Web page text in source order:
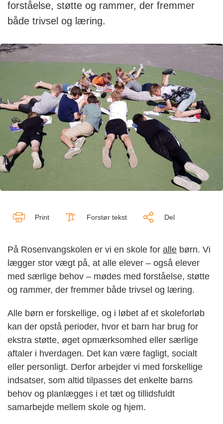
forståelse, støtte og rammer, der fremmer
både trivsel og læring.
Print Forstør tekst Del
På Rosenvangskolen er vi en skole for alle børn. Vi
lægger stor vægt på, at alle elever – også elever
med særlige behov – mødes med forståelse, støtte
og rammer, der fremmer både trivsel og læring.
Alle børn er forskellige, og i løbet af et skoleforløb
kan der opstå perioder, hvor et barn har brug for
ekstra støtte, øget opmærksomhed eller særlige
aftaler i hverdagen. Det kan være fagligt, socialt
eller personligt. Derfor arbejder vi med forskellige
indsatser, som altid tilpasses det enkelte barns
behov og planlægges i et tæt og tillidsfuldt
samarbejde mellem skole og hjem.